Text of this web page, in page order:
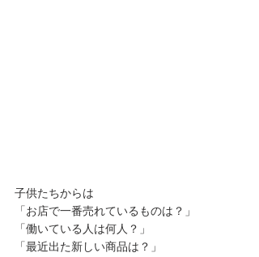
子供たちからは
「お店で一番売れているものは？」
「働いている人は何人？」
「最近出た新しい商品は？」